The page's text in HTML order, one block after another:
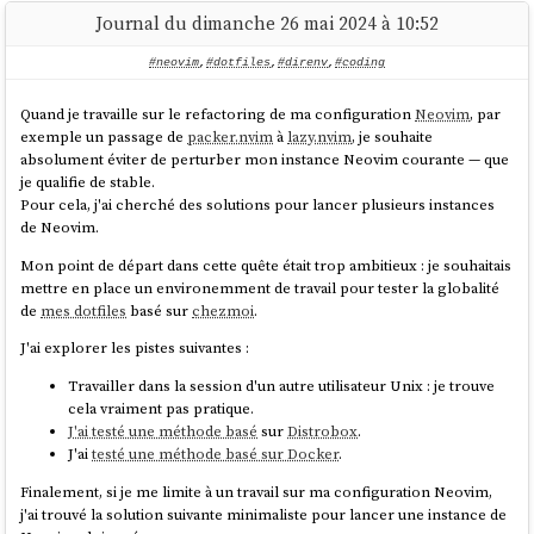
que quand la note est publiée.
abandonné la rédaction de mes todo lists quotidiennes à partir du 5
Je pense que ce n'est pas un hasard.
#JaiDécidé
de reprendre cette routine dès demain. C'est mon garde-
fou le plus important.
Voici les sujets en vrac que j'ai survolés pendant ces 2 derniers mois —
Réimplémentation complète de ma configurationchezmoi
(inachevée)
export
Étude de timeshift
snapper
Installation et configuration de
NUC
Tentative d'installation de
Kodi sur un de mes
Nouvelle configurationNeovimfrom scratch basée sur
LazyVim(inachevée) :
Migration de FugitiveversNeogit
Développement et publication du pluginneo-tree-
    mesa-dri-drivers \
    libguestfs-tools
QEMU .
Je télécharge la version 41 deFedoradans saversion "cloud"
$ wget
https://download.fedoraproject.org/pub/fedora/
Cloud-Base-Generic-41-1.4.x86_64.qcow2 -O
fedora-41-base.qcow2
À partir de cette image de base, je crée une image de type couche
virtuelle. Cette approche me permet de revenir facilement en arrière
(rollback) en cas de problème, annulant ainsi les modifications
apportées à la VM.
$ qemu-img create -f qcow2 -b fedora-41-
base.qcow2 -F qcow2 fedora-working-layer.qcow2
Journal du dimanche 26 mai 2024 à 10:52
#neovim, #dotfiles, #direnv, #coding
Quand je travaille sur le refactoring de ma configurationNeovim, par
exemple un passage de packer.nvimà lazy.nvim, je souhaite
absolument éviter de perturber mon instance Neovim courante — que
je qualifie de stable.
Pour cela, j'ai cherché des solutions pour lancer plusieurs instances
de Neovim.
Mon point de départ dans cette quête était trop ambitieux : je souhaitais
mettre en place un environemment de travail pour tester la globalité
de mes dotfiles basé surchezmoi.
J'ai explorer les pistes suivantes :
Travailler dans la session d'un autre utilisateur Unix : je trouve
cela vraiment pas pratique.
J'ai testé une méthode basé surDistrobox.
J'aitesté une méthode basé sur Docker.
Finalement, si je me limite à un travail sur ma configuration Neovim,
j'ai trouvé la solution suivante minimaliste pour lancer une instance de